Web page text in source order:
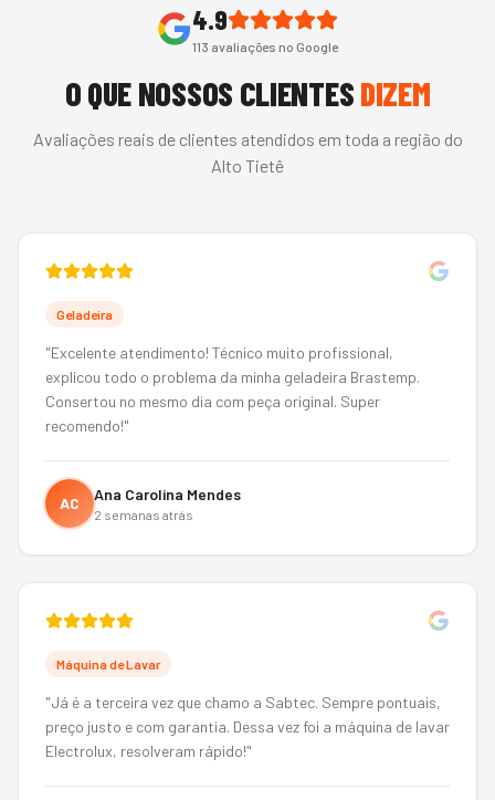
4.9
113 avaliações no Google
O QUE NOSSOS CLIENTESDIZEM
Avaliações reais de clientes atendidos em toda a região do
Alto Tietê
Geladeira
"Excelente atendimento! Técnico muito profissional,
explicou todo o problema da minha geladeira Brastemp.
Consertou no mesmo dia com peça original. Super
recomendo!"
AC Ana Carolina Mendes
2 semanas atrás
Máquina de Lavar
"Já é a terceira vez que chamo a Sabtec. Sempre pontuais,
preço justo e com garantia. Dessa vez foi a máquina de lavar
Electrolux, resolveram rápido!"